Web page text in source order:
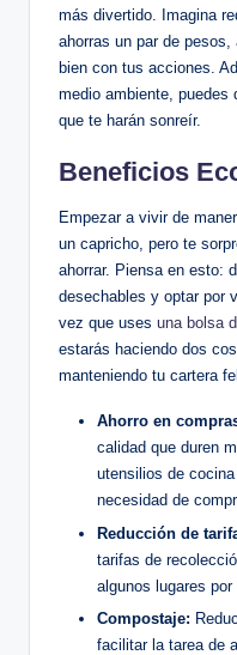
más divertido. Imagina
ahorras un par de
bien con tus acciones.
medio ambiente, puedes
que te harán sonreír.
Beneficios
Empezar a vivir de
un capricho, pero te
ahorrar. Piensa en esto:
desechables y optar por
vez que uses una bolsa
estarás haciendo dos
manteniendo tu cartera
Ahorro en
calidad que duren
utensilios de
necesidad de
Reducción de
tarifas de
algunos lugares
Compostaje:
facilitar la tarea de